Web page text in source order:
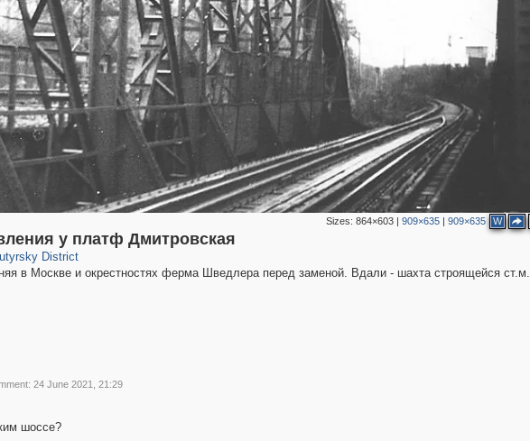
Sizes: 864×603| 909×635| 909×635 W
у платф Дмитровская
District
8
в Москве и окрестностях ферма Шведлера перед заменой. Вдали - шахта строящейся ст.м.
24 June 2021, 21:29
шоссе?